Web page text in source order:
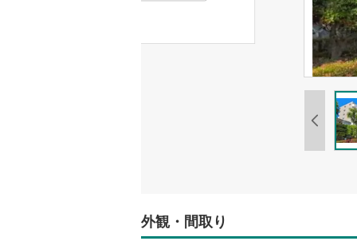
外観・間取り